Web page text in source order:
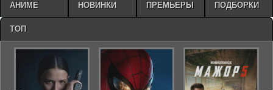
АНИМЕ НОВИНКИ ПРЕМЬЕРЫ ПОДБОРКИ
ТОП